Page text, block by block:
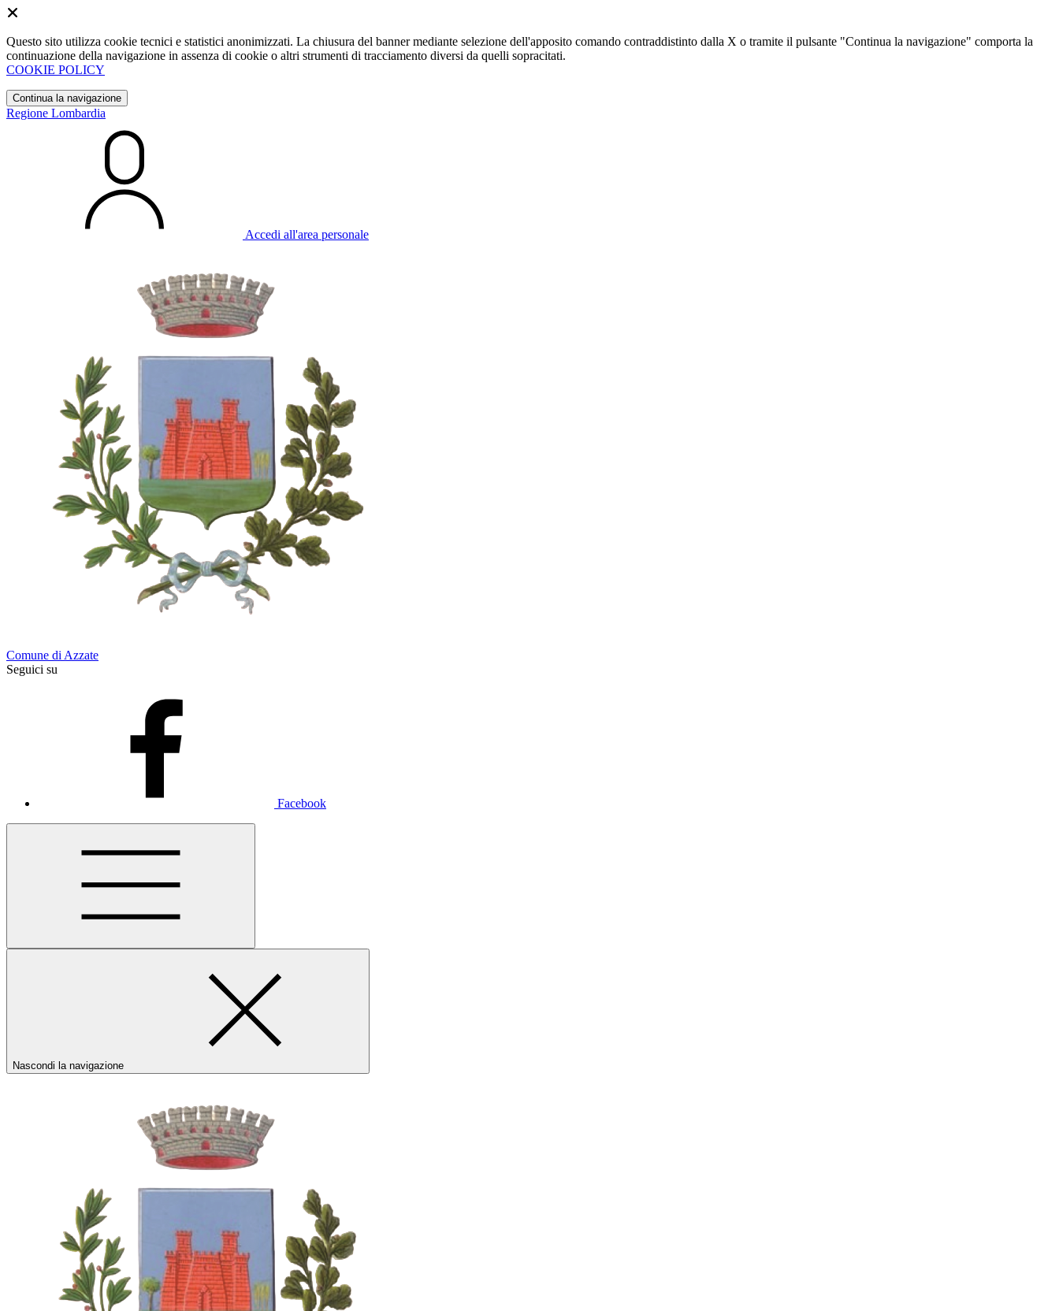
Questo sito utilizza cookie tecnici e statistici anonimizzati. La chiusura del banner mediante selezione dell'apposito comando contraddistinto dalla X o tramite il pulsante "Continua la navigazione" comporta la
continuazione della navigazione in assenza di cookie o altri strumenti di tracciamento diversi da quelli sopracitati.
COOKIE POLICY
Continua la navigazione
Regione Lombardia
Accedi all'area personale
Comune di Azzate
Seguici su
Facebook
Nascondi la navigazione